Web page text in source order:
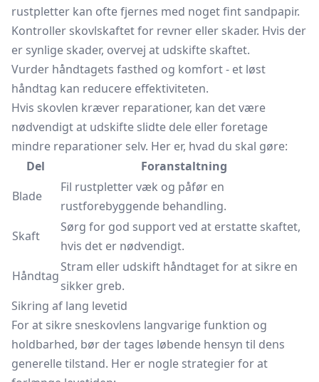
rustpletter kan ofte fjernes med noget fint sandpapir.
Kontroller skovlskaftet for revner eller skader. Hvis der
er synlige skader, overvej at udskifte skaftet.
Vurder håndtagets fasthed og komfort - et løst
håndtag kan reducere effektiviteten.
Hvis skovlen kræver reparationer, kan det være
nødvendigt at udskifte slidte dele eller foretage
mindre reparationer selv. Her er, hvad du skal gøre:
Del
Foranstaltning
Blade
Fil rustpletter væk og påfør en
rustforebyggende behandling.
Skaft
Sørg for god support ved at erstatte skaftet,
hvis det er nødvendigt.
Håndtag
Stram eller udskift håndtaget for at sikre en
sikker greb.
Sikring af lang levetid
For at sikre sneskovlens langvarige funktion og
holdbarhed, bør der tages løbende hensyn til dens
generelle tilstand. Her er nogle strategier for at